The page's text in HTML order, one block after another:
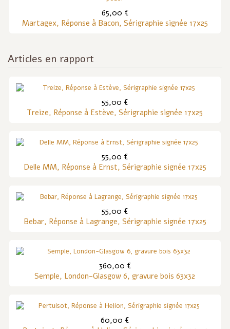
65,00 €
Martagex, Réponse à Bacon, Sérigraphie signée 17x25
Articles en rapport
55,00 €
Treize, Réponse à Estève, Sérigraphie signée 17x25
55,00 €
Delle MM, Réponse à Ernst, Sérigraphie signée 17x25
55,00 €
Bebar, Réponse à Lagrange, Sérigraphie signée 17x25
360,00 €
Semple, London-Glasgow 6, gravure bois 63x32
60,00 €